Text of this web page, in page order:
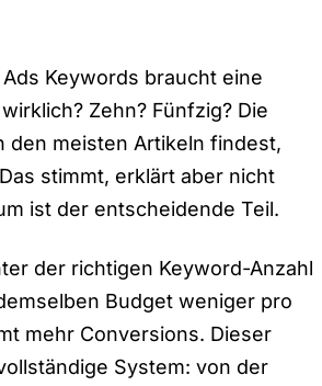
Keywords braucht eine
Zehn? Fünfzig? Die
den meisten Artikeln findest,
stimmt, erklärt aber nicht
ist der entscheidende Teil.
der richtigen Keyword-Anzahl
Budget weniger pro
mehr Conversions. Dieser
System: von der